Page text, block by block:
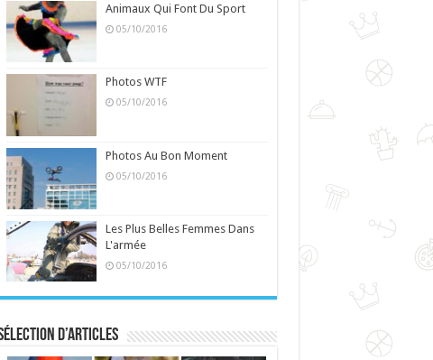
Animaux Qui Font Du Sport
05/10/2016
Photos WTF
05/10/2016
Photos Au Bon Moment
05/10/2016
Les Plus Belles Femmes Dans
L'armée
05/10/2016
d’articles